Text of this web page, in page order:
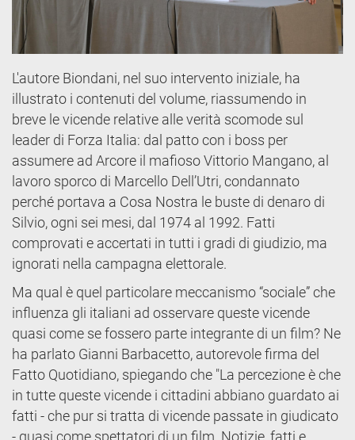
L'autore Biondani, nel suo intervento iniziale, ha
illustrato i contenuti del volume, riassumendo in
breve le vicende relative alle verità scomode sul
leader di Forza Italia: dal patto con i boss per
assumere ad Arcore il mafioso Vittorio Mangano, al
lavoro sporco di Marcello Dell’Utri, condannato
perché portava a Cosa Nostra le buste di denaro di
Silvio, ogni sei mesi, dal 1974 al 1992. Fatti
comprovati e accertati in tutti i gradi di giudizio, ma
ignorati nella campagna elettorale.
Ma qual è quel particolare meccanismo “sociale” che
influenza gli italiani ad osservare queste vicende
quasi come se fossero parte integrante di un film? Ne
ha parlato Gianni Barbacetto, autorevole firma del
Fatto Quotidiano, spiegando che "La percezione è che
in tutte queste vicende i cittadini abbiano guardato ai
fatti - che pur si tratta di vicende passate in giudicato
- quasi come spettatori di un film. Notizie, fatti e